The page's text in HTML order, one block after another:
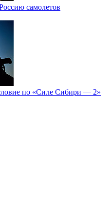
самолетов
по «Силе Сибири — 2»